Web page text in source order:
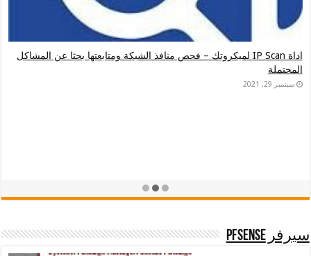
اداة IP Scan لميكروتك – فحص منافذ الشبكة ومتابعتها بحثا عن المشاكل